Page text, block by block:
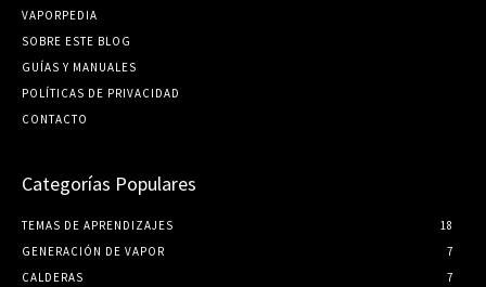
VAPORPEDIA
SOBRE ESTE BLOG
GUÍ­AS Y MANUALES
POLÍTICAS DE PRIVACIDAD
CONTACTO
Categorías Populares
TEMAS DE APRENDIZAJES
18
GENERACIÓN DE VAPOR
7
CALDERAS
7